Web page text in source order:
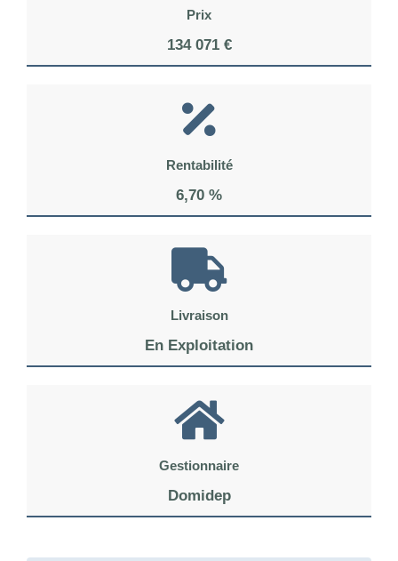
Prix
134 071 €
Rentabilité
6,70 %
Livraison
En Exploitation
Gestionnaire
Domidep